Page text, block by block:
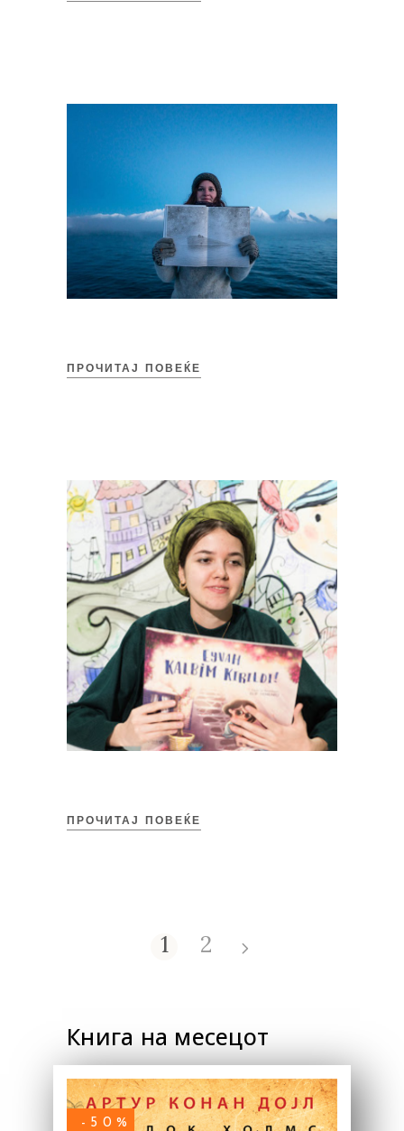
ПРОЧИТАЈ ПОВЕЌЕ
ПРОЧИТАЈ ПОВЕЌЕ
1 2
Книга на месецот
-50%